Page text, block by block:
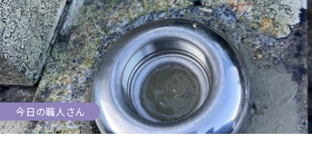
浜松店
やまきについて
service
静岡のお盆
盆提灯・初盆で使う品・その他お盆用品
main service
今日の職人さん